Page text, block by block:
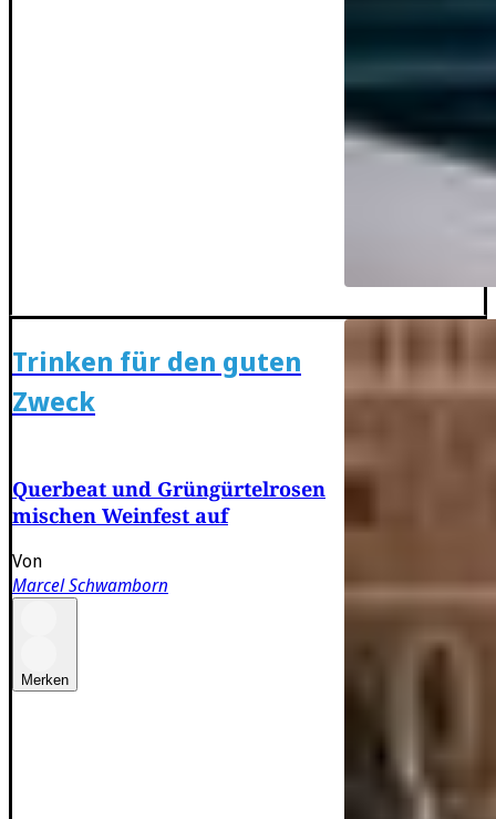
Trinken für den guten
Zweck
Querbeat und Grüngürtelrosen
mischen Weinfest auf
Von
Marcel Schwamborn
Merken